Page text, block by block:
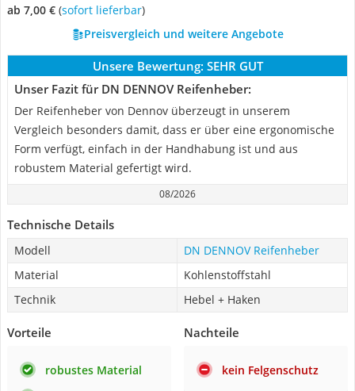
ab 7,00 € ( Sofort lieferbar)
Preisvergleich und weitere Angebote
Unsere Bewertung: SEHR GUT
Unser Fazit für DN DENNOV Reifenheber:
Der Reifenheber von Dennov überzeugt in unserem
Vergleich besonders damit, dass er über eine ergonomische
Form verfügt, einfach in der Handhabung ist und aus
robustem Material gefertigt wird.
08/2026
Technische Details
Modell
DN DENNOV Reifenheber
Material
Kohlenstoffstahl
Technik
Hebel + Haken
Vorteile
robustes Material
Nachteile
kein Felgenschutz